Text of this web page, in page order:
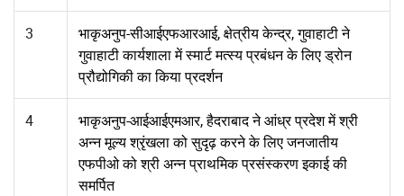
3
भाकृअनुप-सीआईएफआरआई, क्षेत्रीय केन्द्र, गुवाहाटी ने
गुवाहाटी कार्यशाला में स्मार्ट मत्स्य प्रबंधन के लिए ड्रोन
प्रौद्योगिकी का किया प्रदर्शन
4
भाकृअनुप-आईआईएमआर, हैदराबाद ने आंध्र प्रदेश में श्री
अन्न मूल्य श्रृंखला को सुदृढ़ करने के लिए जनजातीय
एफपीओ को श्री अन्न प्राथमिक प्रसंस्करण इकाई की
समर्पित